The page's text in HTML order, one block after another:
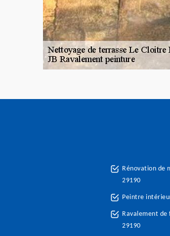
Rénovation de
29190
Peintre
Ravalement de
29190